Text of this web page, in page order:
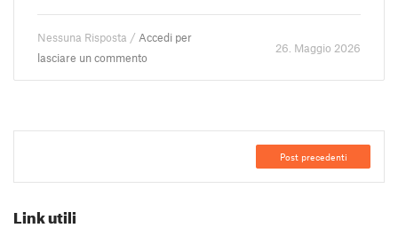
Nessuna Risposta /Accedi per
lasciare un commento
26. Maggio 2026
Post precedenti
Link utili